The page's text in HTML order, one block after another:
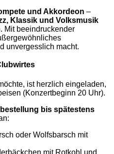
und Akkordeon –
Klassik und Volksmusik
Mit beeindruckender
unvergesslich macht.
ist herzlich eingeladen,
(Konzertbeginn 20 Uhr).
bis spätestens
oder Wolfsbarsch mit
mit Rotkohl und